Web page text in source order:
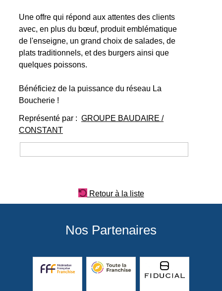
Une offre qui répond aux attentes des clients
avec, en plus du bœuf, produit emblématique
de l'enseigne, un grand choix de salades, de
plats traditionnels, et des burgers ainsi que
quelques poissons.
Bénéficiez de la puissance du réseau La
Boucherie !
Représenté par : GROUPE BAUDAIRE /
CONSTANT
Retour à la liste
Nos Partenaires